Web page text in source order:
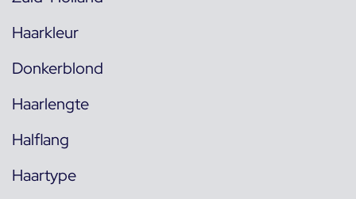
Haarkleur
Donkerblond
Haarlengte
Halflang
Haartype